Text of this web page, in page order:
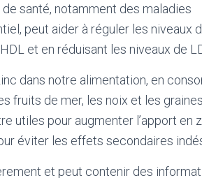
santé, notamment des maladies
peut aider à réguler les niveaux
et en réduisant les niveaux de
dans notre alimentation, en
fruits de mer, les noix et les
utiles pour augmenter l’apport en
éviter les effets secondaires
et peut contenir des